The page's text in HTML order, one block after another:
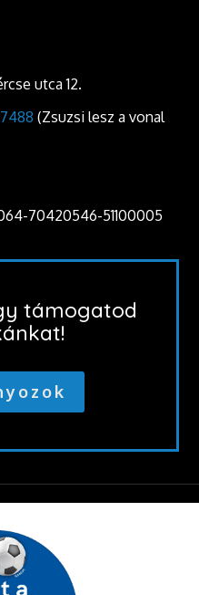
utca 12.
(Zsuzsi lesz a vonal
70420546-51100005
támogatod